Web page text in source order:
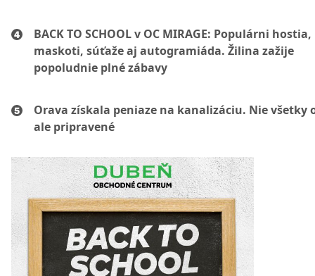
BACK TO SCHOOL v OC MIRAGE: Populárni
maskoti, súťaže aj autogramiáda. Žilina zažije
popoludnie plné zábavy
Orava získala peniaze na kanalizáciu. Nie všetky
ale pripravené